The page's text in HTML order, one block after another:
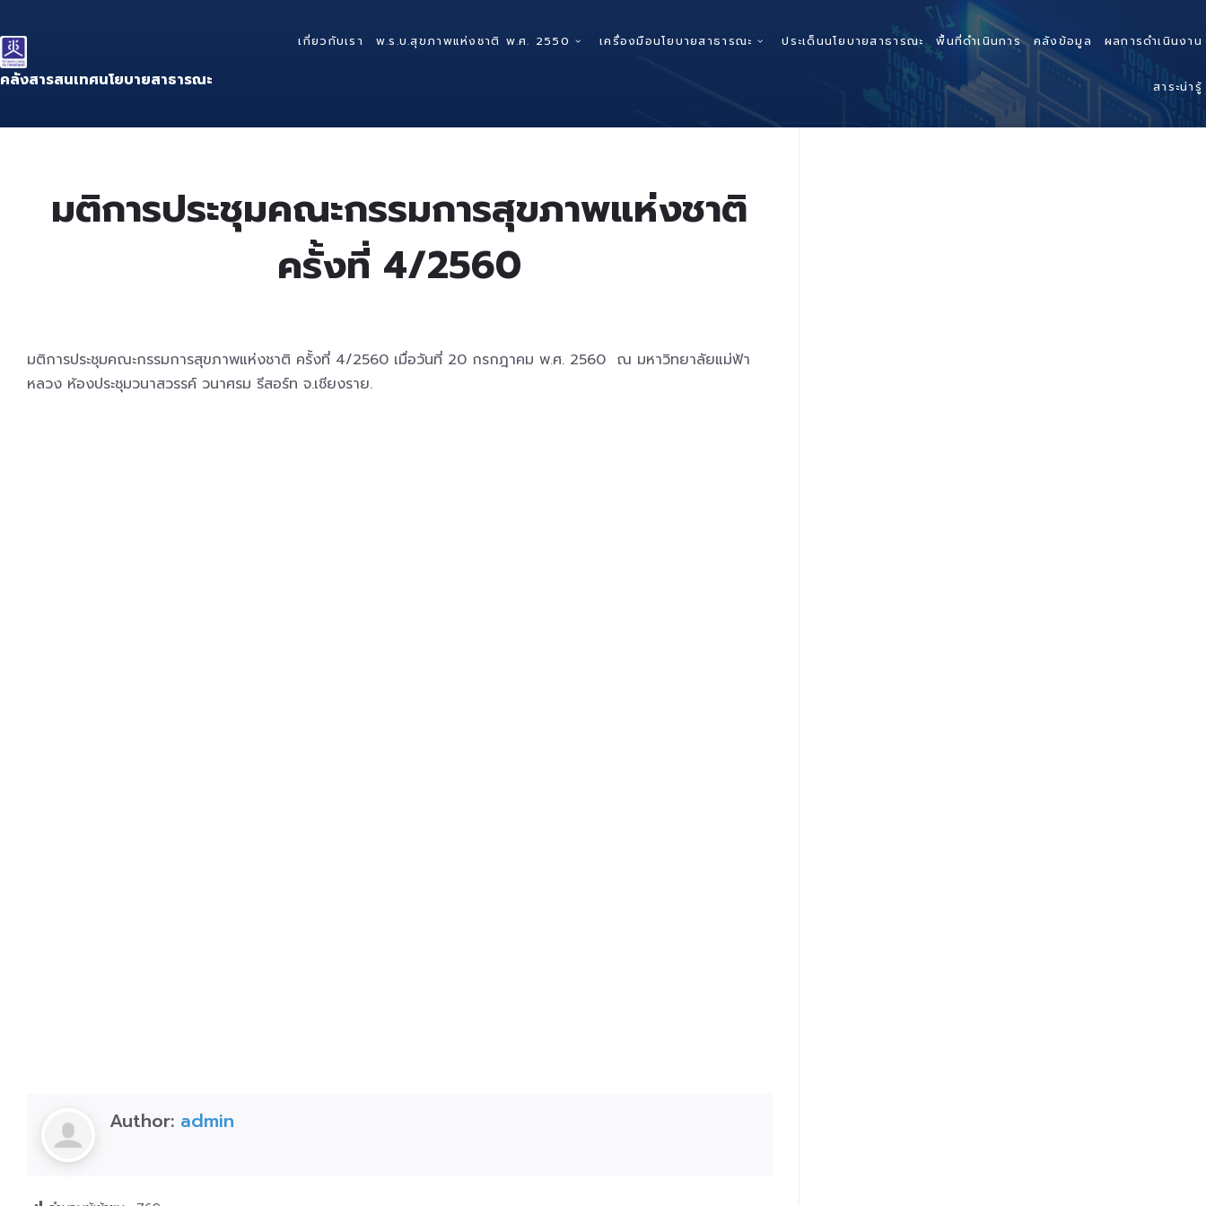
to
content
to
main
navigation
to
footer
คลังสารสนเทศนโยบายสาธารณะ
เกี่ยวกับเรา พ.ร.บ.สุขภาพแห่งชาติ พ.ศ. 2550 เครื่องมือนโยบายสาธารณะ ประเด็นนโยบายสาธารณะ พื้นที่ดำเนินการ คลังข้อมูล ผลการดำเนินงาน
สาระน่ารู้
มติการประชุมคณะกรรมการสุขภาพแห่งชาติ
ครั้งที่ 4/2560
มติการประชุมคณะกรรมการสุขภาพแห่งชาติ ครั้งที่ 4/2560 เมื่อวันที่ 20 กรกฎาคม พ.ศ. 2560 ณ มหาวิทยาลัยแม่ฟ้า
หลวง ห้องประชุมวนาสวรรค์ วนาศรม รีสอร์ท จ.เชียงราย.
Author: admin